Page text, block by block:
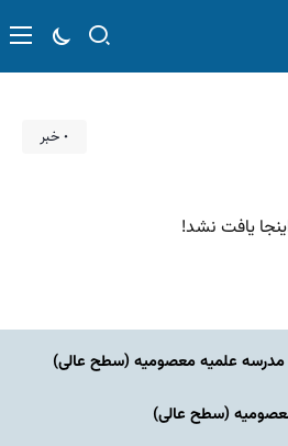
۰ خبر
یافت نشد!
علمیه معصومیه‌ (سطح عالی)
(سطح عالی)